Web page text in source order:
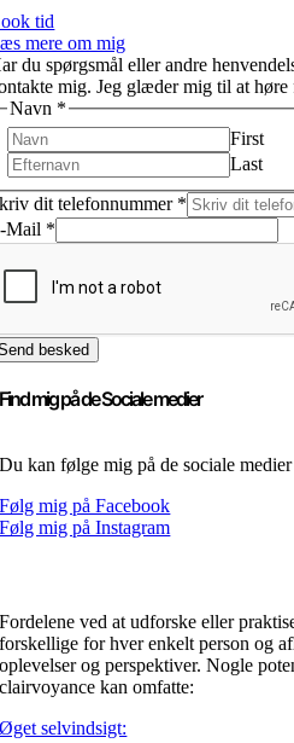
tid
mere om mig
du spørgsmål eller andre
mig. Jeg glæder mig til at høre
Navn *
First
Last
dit telefonnummer *
Mail *
besked
Find mig på de Sociale medier
Du kan følge mig på de sociale
Følg mig på Facebook
Følg mig på Instagram
Fordelene ved at udforske eller
forskellige for hver enkelt person og
oplevelser og perspektiver. Nogle
clairvoyance kan omfatte:
Øget selvindsigt: